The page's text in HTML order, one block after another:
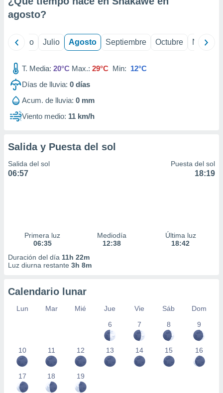
e
publicidad
publicidad
de
agosto?
Junio Julio Agosto Septiembre Octubre
T. Media: 20°C Max.: 29°C Min: 12°C
Días de lluvia: 0 días
Acum. de lluvia: 0 mm
Viento medio: 11 km/h
Salida y Puesta del sol
Salida del sol
06:57
Puesta del sol
18:19
Primera luz
06:35
Mediodía
12:38
Última luz
18:42
Duración del día 11h 22m
Luz diurna restante 3h 8m
Calendario lunar
Lun Mar Mié Jue Vie Sáb
Dom
6
7 8 9
10 11 12 13 14 15 16
17 18 19